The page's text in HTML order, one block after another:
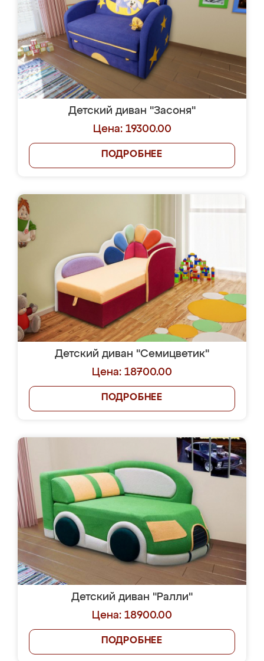
Детский диван "Засоня"
Цена: 19300.00
ПОДРОБНЕЕ
Детский диван "Семицветик"
Цена: 18700.00
ПОДРОБНЕЕ
Детский диван "Ралли"
Цена: 18900.00
ПОДРОБНЕЕ